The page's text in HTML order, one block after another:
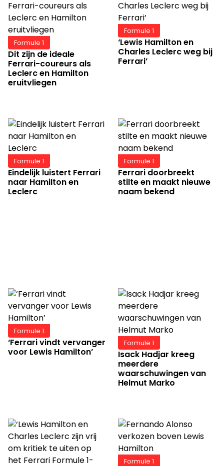
Formule 1
Dit zijn de ideale
Ferrari-coureurs als
Leclerc en Hamilton
eruitvliegen
Formule 1
‘Lewis Hamilton en
Charles Leclerc weg bij
Ferrari’
Formule 1
Eindelijk luistert Ferrari
naar Hamilton en
Leclerc
Formule 1
Ferrari doorbreekt
stilte en maakt nieuwe
naam bekend
Formule 1
‘Ferrari vindt vervanger
voor Lewis Hamilton’
Formule 1
Isack Hadjar kreeg
meerdere
waarschuwingen van
Helmut Marko
Formule 1